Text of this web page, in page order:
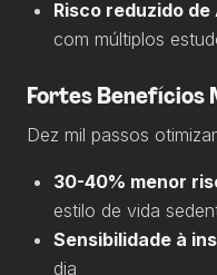
Risco reduzido de
com múltiplos
Fortes Benefícios
Dez mil passos
30-40% menor
estilo de vida
Sensibilidade à
dia